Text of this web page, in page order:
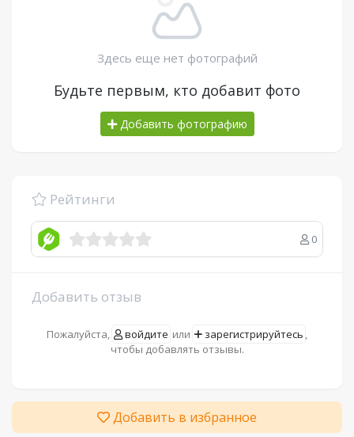
Здесь еще нет фотографий
Будьте первым, кто добавит фото
Добавить фотографию
Рейтинги
0
Добавить отзыв
Пожалуйста, войдите или зарегистрируйтесь ,
чтобы добавлять отзывы.
Добавить в избранное